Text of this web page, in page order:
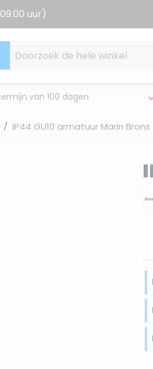
uur)
van 100 dagen
/ IP44 GU10 armatuur Marin Brons